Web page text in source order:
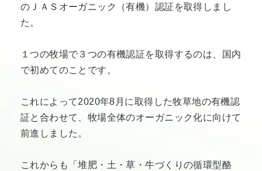
のＪＡＳオーガニック（有機）認証を取得しまし
た。
１つの牧場で３つの有機認証を取得するのは、国内
で初めてのことです。
これによって2020年8月に取得した牧草地の有機認
証と合わせて、牧場全体のオーガニック化に向けて
前進しました。
これからも「堆肥・土・草・牛づくりの循環型酪